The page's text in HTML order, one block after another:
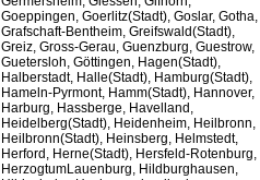
Goeppingen, Goerlitz(Stadt), Goslar, Gotha,
Grafschaft-Bentheim, Greifswald(Stadt),
Greiz, Gross-Gerau, Guenzburg, Guestrow,
Guetersloh, Göttingen, Hagen(Stadt),
Halberstadt, Halle(Stadt), Hamburg(Stadt),
Hameln-Pyrmont, Hamm(Stadt), Hannover,
Harburg, Hassberge, Havelland,
Heidelberg(Stadt), Heidenheim, Heilbronn,
Heilbronn(Stadt), Heinsberg, Helmstedt,
Herford, Herne(Stadt), Hersfeld-Rotenburg,
HerzogtumLauenburg, Hildburghausen,